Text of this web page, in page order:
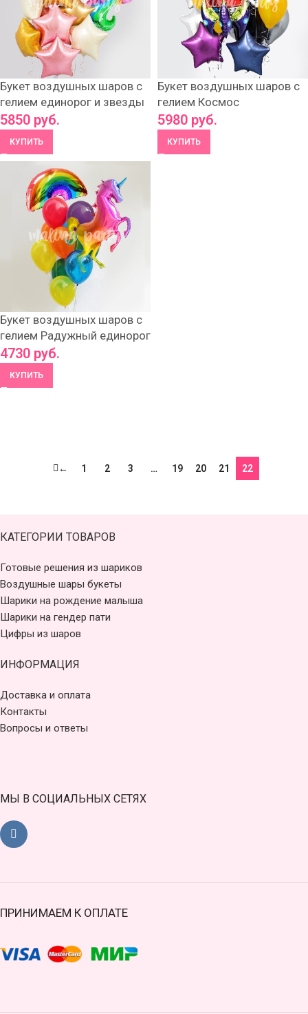
Букет воздушных шаров с
гелием единорог и звезды
5850 руб.
КУПИТЬ
Букет воздушных шаров с
гелием Космос
5980 руб.
КУПИТЬ
Букет воздушных шаров с
гелием Радужный единорог
4730 руб.
КУПИТЬ
← 1 2 3 … 19 20 21 22
КАТЕГОРИИ ТОВАРОВ
Готовые решения из шариков
Воздушные шары букеты
Шарики на рождение малыша
Шарики на гендер пати
Цифры из шаров
ИНФОРМАЦИЯ
Доставка и оплата
Контакты
Вопросы и ответы
МЫ В СОЦИАЛЬНЫХ СЕТЯХ
ПРИНИМАЕМ К ОПЛАТЕ